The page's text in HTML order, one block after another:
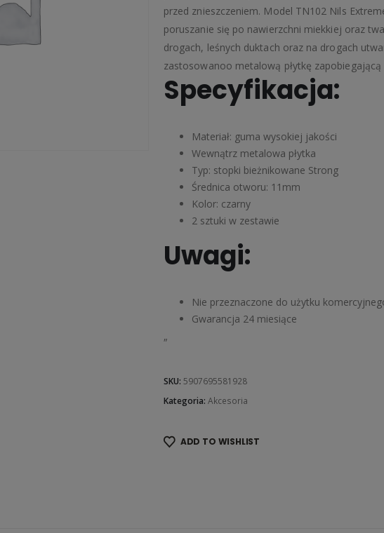
przed znieszczeniem. Model TN102 Nils
poruszanie się po nawierzchni miekkiej oraz
drogach, leśnych duktach oraz na drogach
zastosowanoo metalową płytkę
Specyfikacja:
Materiał: guma wysokiej jakości
Wewnątrz metalowa płytka
Typ: stopki bieżnikowane Strong
Średnica otworu: 11mm
Kolor: czarny
2 sztuki w zestawie
Uwagi:
Nie przeznaczone do użytku
Gwarancja 24 miesiące
„
SKU: 5907695581928
Kategoria: Akcesoria
ADD TO WISHLIST